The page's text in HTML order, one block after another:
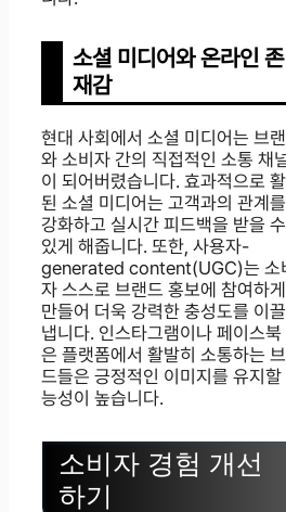
소셜 미디어와 온라인 존
재감
현대 사회에서 소셜 미디어는 브
와 소비자 간의 직접적인 소통 채
이 되어버렸습니다. 효과적으로
된 소셜 미디어는 고객과의 관계를
강화하고 실시간 피드백을 받을 수
있게 해줍니다. 또한, 사용자-
generated content(UGC)는 소
자 스스로 브랜드 홍보에 참여하게
만들어 더욱 강력한 충성도를 이
냅니다. 인스타그램이나 페이스북
은 플랫폼에서 활발히 소통하는
드들은 긍정적인 이미지를 유지할
능성이 높습니다.
소비자 경험 개선
하기